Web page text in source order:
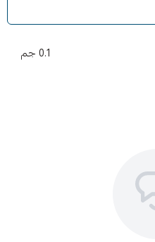
0.1 جم